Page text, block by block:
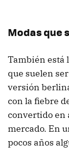
Modas que
También está
que suelen
versión
con la fiebre
convertido en
mercado. En
pocos años